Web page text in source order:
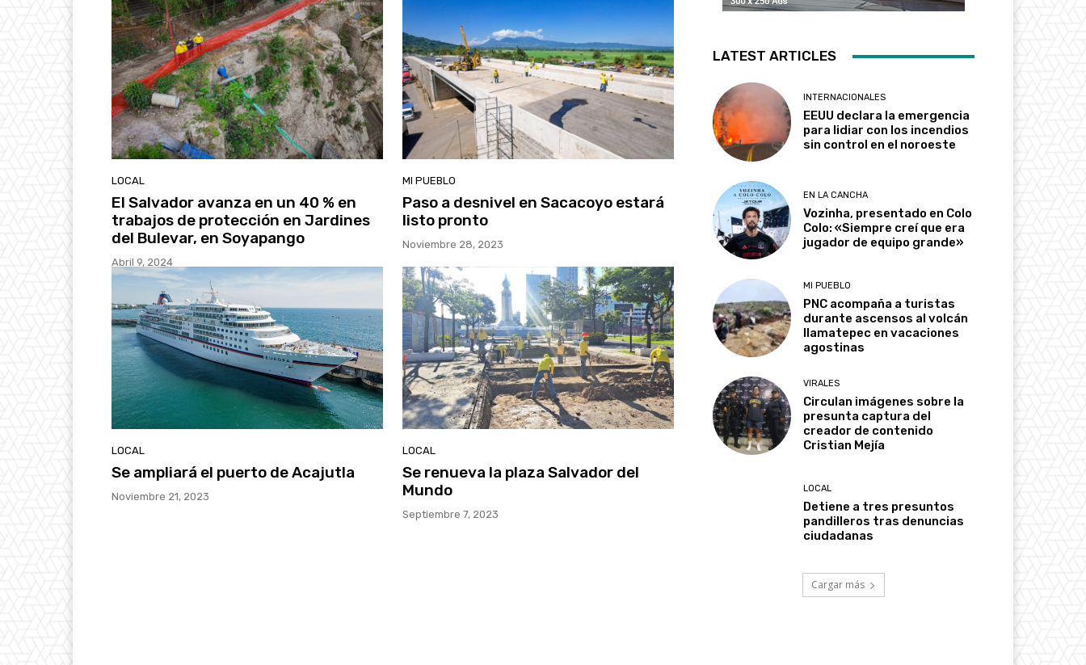
LOCAL
El Salvador avanza en un 40 % en
trabajos de protección en Jardines
del Bulevar, en Soyapango
Abril 9, 2024
MI PUEBLO
Paso a desnivel en Sacacoyo estará
listo pronto
Noviembre 28, 2023
LOCAL
Se ampliará el puerto de Acajutla
Noviembre 21, 2023
LOCAL
Se renueva la plaza Salvador del
Mundo
Septiembre 7, 2023
LATEST ARTICLES
INTERNACIONALES
EEUU declara la emergencia
para lidiar con los incendios
sin control en el noroeste
EN LA CANCHA
Vozinha, presentado en Colo
Colo: «Siempre creí que era
jugador de equipo grande»
MI PUEBLO
PNC acompaña a turistas
durante ascensos al volcán
Ilamatepec en vacaciones
agostinas
VIRALES
Circulan imágenes sobre la
presunta captura del
creador de contenido
Cristian Mejía
LOCAL
Detiene a tres presuntos
pandilleros tras denuncias
ciudadanas
Cargar más